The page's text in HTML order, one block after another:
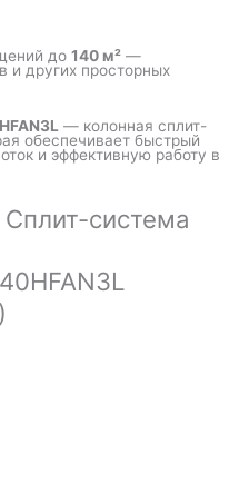
до 140 м² —
и других просторных
— колонная сплит-
обеспечивает быстрый
и эффективную работу в
система